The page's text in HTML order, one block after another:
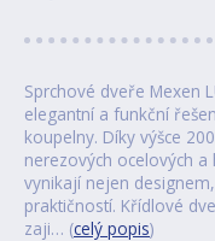
Sprchové dveře Mexen
elegantní a funkční
koupelny. Díky výšce
nerezových ocelových a
vynikají nejen
praktičností. Křídlové
zaji… (celý popis)